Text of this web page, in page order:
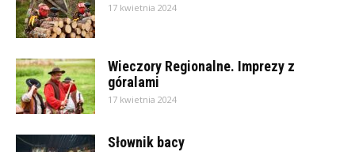
17 kwietnia 2024
Wieczory Regionalne. Imprezy z
góralami
17 kwietnia 2024
Słownik bacy